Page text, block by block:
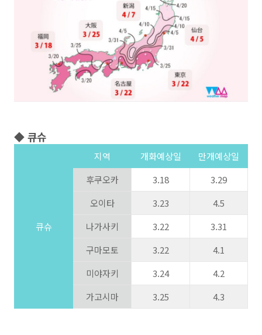
◆ 큐슈
큐슈
지역 개화예상일
만개예상일
후쿠오카
3.18
3.29
오이타
3.23
4.5
나가사키
3.22
3.31
구마모토
3.22
4.1
미야자키
3.24
4.2
가고시마
3.25 4.3